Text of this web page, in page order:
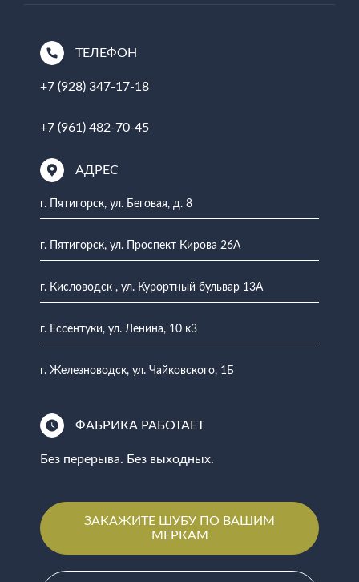
ТЕЛЕФОН
+7 (928) 347-17-18
+7 (961) 482-70-45
АДРЕС
г. Пятигорск, ул. Беговая, д. 8
г. Пятигорск, ул. Проспект Кирова 26А
г. Кисловодск , ул. Курортный бульвар 13А
г. Ессентуки, ул. Ленина, 10 к3
г. Железноводск, ул. Чайковского, 1Б
ФАБРИКА РАБОТАЕТ
Без перерыва. Без выходных.
ЗАКАЖИТЕ ШУБУ ПО ВАШИМ
МЕРКАМ